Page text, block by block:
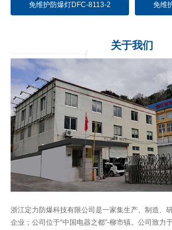
免维护防爆灯DFC-8113-2 免维
关于我们
浙江定力防爆科技有限公司是一家集生产、制造、
企业；公司位于“中国电器之都”-柳市镇。公司致力